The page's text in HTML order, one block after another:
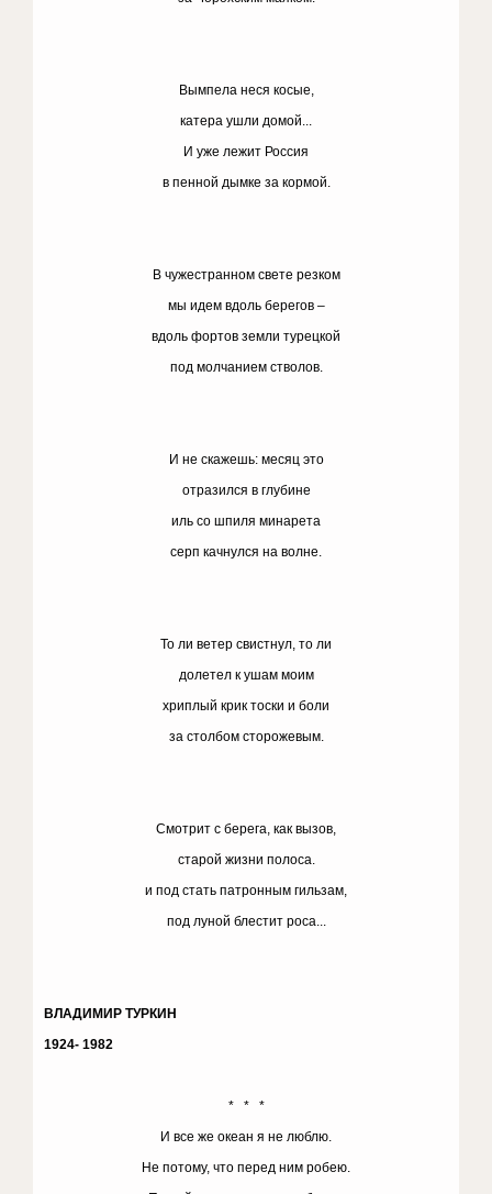
Вымпела неся косые,
катера ушли домой...
И уже лежит Россия
в пенной дымке за кормой.
В чужестранном свете резком
мы идем вдоль берегов –
вдоль фортов земли турецкой
под молчанием стволов.
И не скажешь: месяц это
отразился в глубине
иль со шпиля минарета
серп качнулся на волне.
То ли ветер свистнул, то ли
долетел к ушам моим
хриплый крик тоски и боли
за столбом сторожевым.
Смотрит с берега, как вызов,
старой жизни полоса.
и под стать патронным гильзам,
под луной блестит роса...
ВЛАДИМИР ТУРКИН
1924- 1982
* * *
И все же океан я не люблю.
Не потому, что перед ним робею.